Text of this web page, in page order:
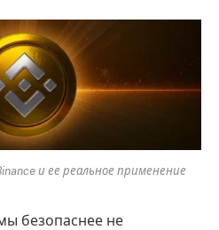
и ее реальное применение
безопаснее не